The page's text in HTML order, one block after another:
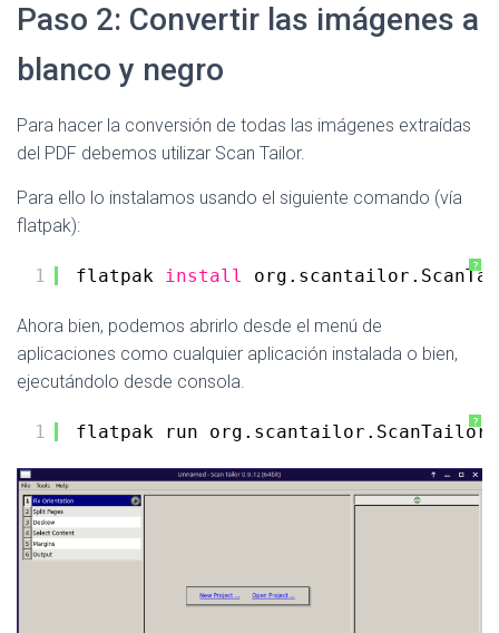
Paso 2: Convertir las imágenes a
blanco y negro
Para hacer la conversión de todas las imágenes extraídas
del PDF debemos utilizar Scan Tailor.
Para ello lo instalamos usando el siguiente comando (vía
flatpak):
?
1 flatpak install
Ahora bien, podemos abrirlo desde el menú de
aplicaciones como cualquier aplicación instalada o bien,
ejecutándolo desde consola.
?
1 flatpak run org.scantailor.ScanTailor